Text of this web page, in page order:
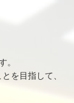
問
ついて
を目指して、